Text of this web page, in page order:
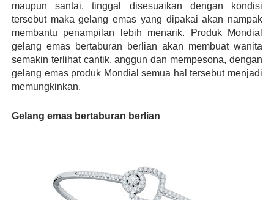
maupun santai, tinggal disesuaikan dengan kondisi
tersebut maka gelang emas yang dipakai akan nampak
membantu penampilan lebih menarik. Produk Mondial
gelang emas bertaburan berlian akan membuat wanita
semakin terlihat cantik, anggun dan mempesona, dengan
gelang emas produk Mondial semua hal tersebut menjadi
memungkinkan.
Gelang emas bertaburan berlian